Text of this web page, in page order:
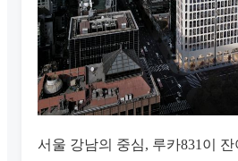
서울 강남의 중심, 루카831이